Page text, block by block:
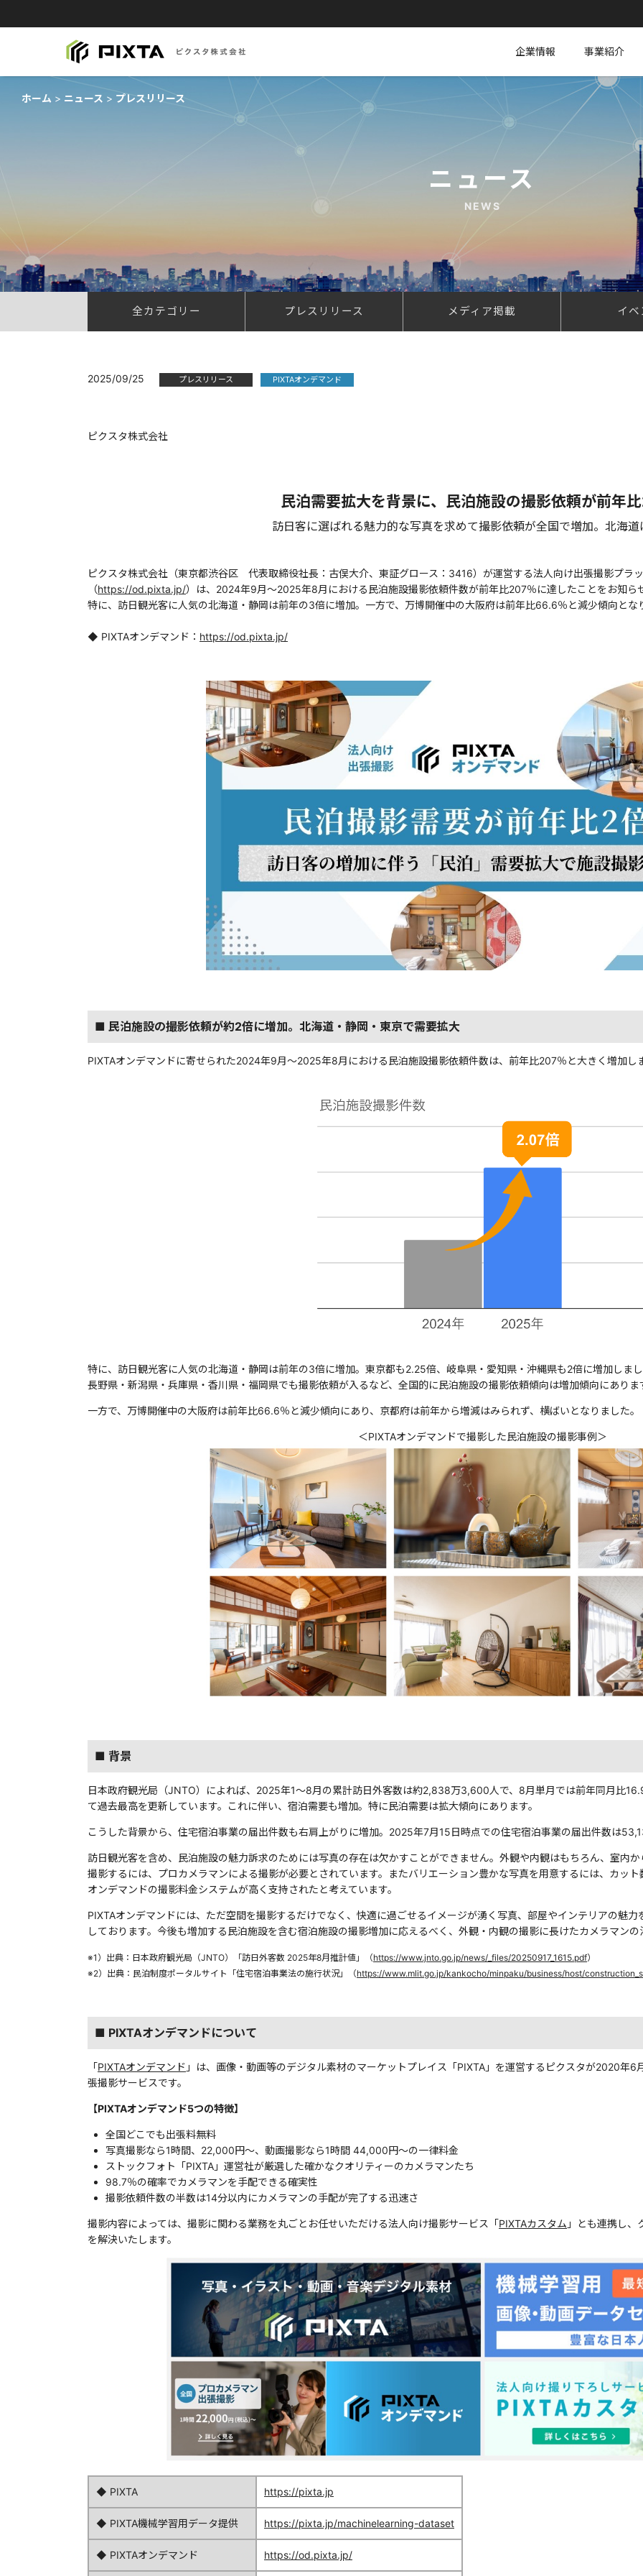
企業情報 事業紹介
ホーム ニュース プレスリリース
ニュース
NEWS
全カテゴリー プレスリリース メディア掲載 イ
2025/09/25 プレスリリース PIXTAオンデマンド
ピクスタ株式会社
民泊需要拡大を背景に、民泊施設の撮影依頼が前年
訪日客に選ばれる魅力的な写真を求めて撮影依頼が全国で増加。北海
ピクスタ株式会社（東京都渋谷区 代表取締役社長：古俣大介、東証グロース：3416）が運営する法人向け出張撮影プラ
（https://od.pixta.jp/）は、2024年9月～2025年8月における民泊施設撮影依頼件数が前年比207％に達したことをお知ら
特に、訪日観光客に人気の北海道・静岡は前年の3倍に増加。一方で、万博開催中の大阪府は前年比66.6％と減少傾向とな
◆ PIXTAオンデマンド： https://od.pixta.jp/
■ 民泊施設の撮影依頼が約2倍に増加。北海道・静岡・東京で需要拡大
PIXTAオンデマンドに寄せられた2024年9月～2025年8月における民泊施設撮影依頼件数は、前年比207％と大きく増加し
特に、訪日観光客に人気の北海道・静岡は前年の3倍に増加。東京都も2.25倍、岐阜県・愛知県・沖縄県も2倍に増加しま
長野県・新潟県・兵庫県・香川県・福岡県でも撮影依頼が入るなど、全国的に民泊施設の撮影依頼傾向は増加傾向にありま
一方で、万博開催中の大阪府は前年比66.6％と減少傾向にあり、京都府は前年から増減はみられず、横ばいとなりました。
＜PIXTAオンデマンドで撮影した民泊施設の撮影事例＞
■ 背景
日本政府観光局（JNTO）によれば、2025年1～8月の累計訪日外客数は約2,838万3,600人で、8月単月では前年同月比
て過去最高を更新しています。これに伴い、宿泊需要も増加。特に民泊需要は拡大傾向にあります。
こうした背景から、住宅宿泊事業の届出件数も右肩上がりに増加。2025年7月15日時点での住宅宿泊事業の届出件数は
訪日観光客を含め、民泊施設の魅力訴求のためには写真の存在は欠かすことができません。外観や内観はもちろん、室内
撮影するには、プロカメラマンによる撮影が必要とされています。またバリエーション豊かな写真を用意するには、カッ
オンデマンドの撮影料金システムが高く支持されたと考えています。
PIXTAオンデマンドには、ただ空間を撮影するだけでなく、快適に過ごせるイメージが湧く写真、部屋やインテリアの魅
しております。今後も増加する民泊施設を含む宿泊施設の撮影増加に応えるべく、外観・内観の撮影に長けたカメラマン
※1）出典：日本政府観光局（JNTO）「訪日外客数 2025年8月推計値」（https://www.jnto.go.jp/news/_files/20250917_1615.pdf）
※2）出典：民泊制度ポータルサイト「住宅宿泊事業法の施行状況」（https://www.mlit.go.jp/kankocho/minpaku/business/host/
■ PIXTAオンデマンドについて
「PIXTAオンデマンド 」は、画像・動画等のデジタル素材のマーケットプレイス「PIXTA」を運営するピクスタが2020年
張撮影サービスです。
【PIXTAオンデマンド5つの特徴】
全国どこでも出張料無料
写真撮影なら1時間、22,000円〜、動画撮影なら1時間 44,000円〜の一律料金
ストックフォト「PIXTA」運営社が厳選した確かなクオリティーのカメラマンたち
98.7％の確率でカメラマンを手配できる確実性
撮影依頼件数の半数は14分以内にカメラマンの手配が完了する迅速さ
撮影内容によっては、撮影に関わる業務を丸ごとお任せいただける法人向け撮影サービス「PIXTAカスタム 」とも連携し、
を解決いたします。
◆ PIXTA https://pixta.jp
◆ PIXTA機械学習用データ提供 https://pixta.jp/machinelearning-dataset
◆ PIXTAオンデマンド https://od.pixta.jp/